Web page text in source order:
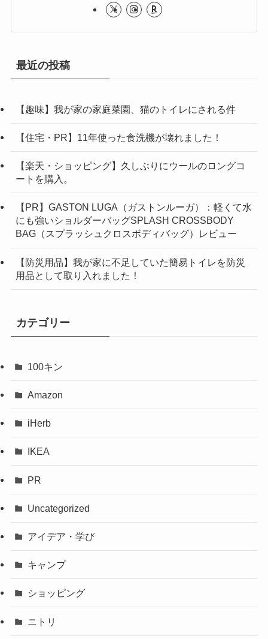
最近の投稿
【趣味】我が家の家庭菜園、猫のトイレにされる件
【住宅・PR】11年使った食洗機が壊れました！
【楽天・ショッピング】久しぶりにウールのロングコ
ートを購入。
【PR】GASTON LUGA（ガストンルーガ）：軽くて水
にも強いショルダーバッグSPLASH CROSSBODY
BAG（スプラッシュクロスボディバッグ）レビュー
【防災用品】我が家に不足していた簡易トイレを防災
用品として取り入れました！
カテゴリー
100キン
Amazon
iHerb
IKEA
PR
Uncategorized
アイデア・学び
キャンプ
ショッピング
ニトリ